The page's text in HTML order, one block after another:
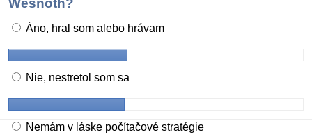
Wesnoth?
Áno, hral som alebo hrávam
Nie, nestretol som sa
Nemám v láske počítačové stratégie